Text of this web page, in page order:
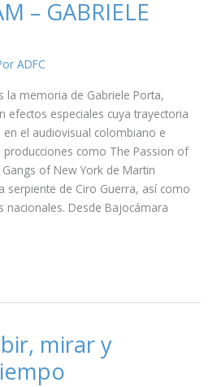
– GABRIELE
ADFC
la memoria de Gabriele Porta,
efectos especiales cuya trayectoria
el audiovisual colombiano e
producciones como The Passion of
of New York de Martin
serpiente de Ciro Guerra, así como
nacionales. Desde Bajocámara
mirar y